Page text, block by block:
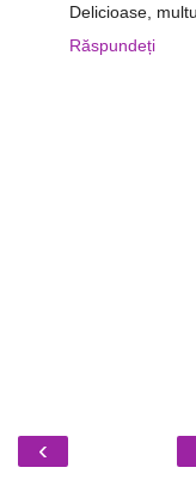
Delicioase,
Răspundeți
‹